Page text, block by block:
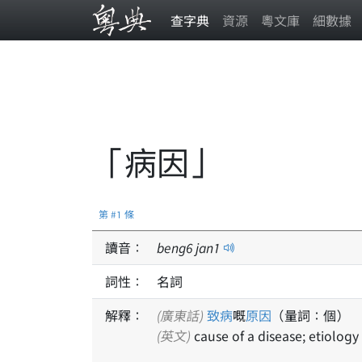
查字典 資源 粵文庫 細數據
「病因」
第 #1 條
讀音： beng6jan1
詞性：
名詞
解釋：
(廣東話) 致病嘅原因 （量詞：個）
(英文) cause of a disease; etiology